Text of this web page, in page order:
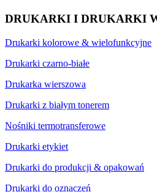
DRUKARKI I DRUKARKI
Drukarki kolorowe & wielofunkcyjne
Drukarki czarno-białe
Drukarka wierszowa
Drukarki z białym tonerem
Nośniki termotransferowe
Drukarki etykiet
Drukarki do produkcji & opakowań
Drukarki do oznaczeń